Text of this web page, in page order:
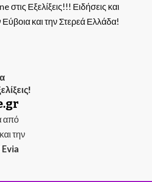
στις Εξελίξεις!!! Ειδήσεις και
και την Στερεά Ελλάδα!
από
την
Evia